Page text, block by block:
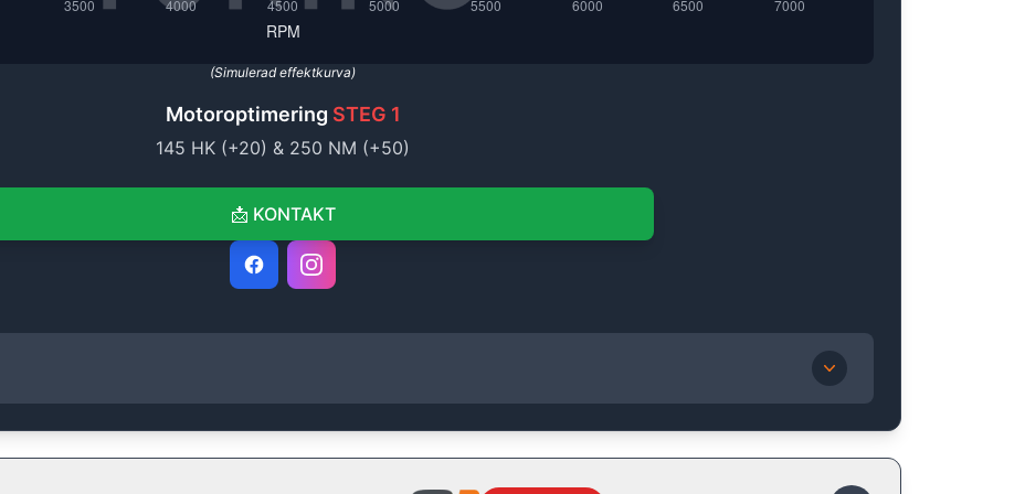
(Simulerad effektkurva)
Motoroptimering STEG 1
145 HK (+20) & 250 NM (+50)
📩 KONTAKT